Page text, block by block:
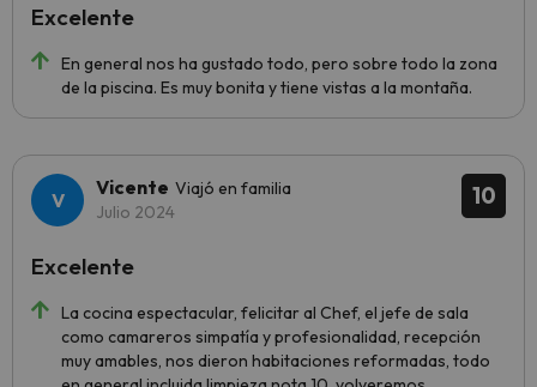
En general nos ha gustado todo, pero sobre todo la zona
de la piscina. Es muy bonita y tiene vistas a la montaña.
Excelente
10
Vicente Viajó en familia
Julio 2024
La cocina espectacular, felicitar al Chef, el jefe de sala
como camareros simpatía y profesionalidad, recepción
muy amables, nos dieron habitaciones reformadas, todo
Excelente